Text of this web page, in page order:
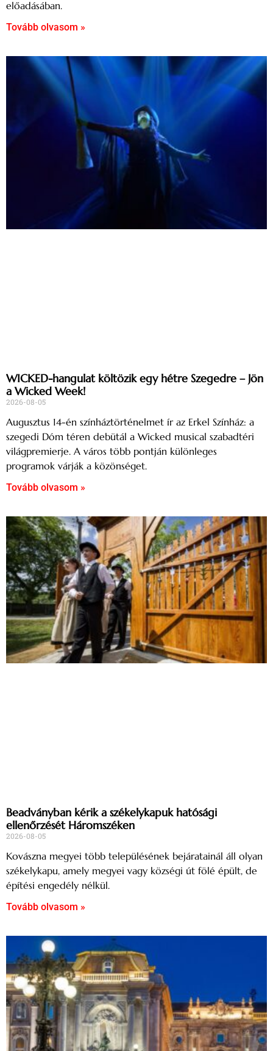
előadásában.
Tovább olvasom »
WICKED-hangulat költözik egy hétre Szegedre – Jön
a Wicked Week!
2026-08-05
Augusztus 14-én színháztörténelmet ír az Erkel Színház: a
szegedi Dóm téren debütál a Wicked musical szabadtéri
világpremierje. A város több pontján különleges
programok várják a közönséget.
Tovább olvasom »
Beadványban kérik a székelykapuk hatósági
ellenőrzését Háromszéken
2026-08-05
Kovászna megyei több településének bejáratainál áll olyan
székelykapu, amely megyei vagy községi út fölé épült, de
építési engedély nélkül.
Tovább olvasom »